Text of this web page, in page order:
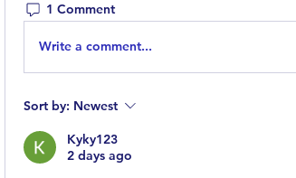
1 Comment
Write a comment...
Sort by: Newest
Kyky123
2 days ago